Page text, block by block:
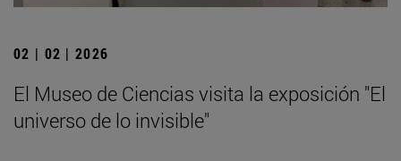
02 | 02 | 2026
El Museo de Ciencias visita la exposición "El
universo de lo invisible"